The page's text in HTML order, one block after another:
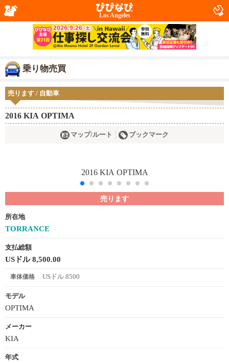
Los Angeles
乗り物売買
売ります / 自動車
2016 KIA OPTIMA
マップ/ルート ブックマーク
売ります
所在地
TORRANCE
支払総額
USドル 8,500.00
車体価格 USドル 8500
モデル
OPTIMA
メーカー
KIA
年式